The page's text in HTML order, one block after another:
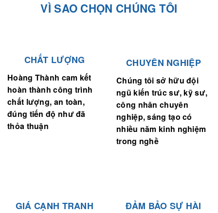
VÌ SAO CHỌN CHÚNG TÔI
CHẤT LƯỢNG
Hoàng Thành cam kết
hoàn thành công trình
chất lượng, an toàn,
đúng tiến độ như đã
thỏa thuận
CHUYÊN NGHIỆP
Chúng tôi sở hữu đội
ngũ kiến trúc sư, kỹ sư,
công nhân chuyên
nghiệp, sáng tạo có
nhiều năm kinh nghiệm
trong nghề
GIÁ CẠNH TRANH
ĐẢM BẢO SỰ HÀI